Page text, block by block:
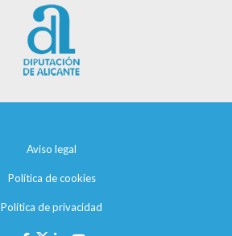
Aviso legal
Política de cookies
Política de privacidad